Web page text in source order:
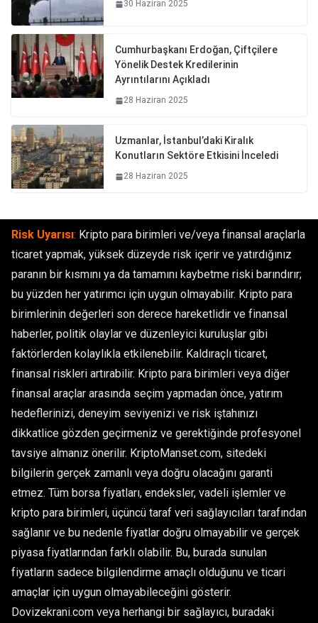
30 Haziran 2025
Cumhurbaşkanı Erdoğan, Çiftçilere
Yönelik Destek Kredilerinin
Ayrıntılarını Açıkladı
28 Haziran 2025
Uzmanlar, İstanbul’daki Kiralık
Konutların Sektöre Etkisini İnceledi
28 Haziran 2025
Risk Uyarısı: Kripto para birimleri ve/veya finansal araçlarla
ticaret yapmak, yüksek düzeyde risk içerir ve yatırdığınız
paranın bir kısmını ya da tamamını kaybetme riski barındırır;
bu yüzden her yatırımcı için uygun olmayabilir. Kripto para
birimlerinin değerleri son derece hareketlidir ve finansal
haberler, politik olaylar ve düzenleyici kuruluşlar gibi
faktörlerden kolaylıkla etkilenebilir. Kaldıraçlı ticaret,
finansal riskleri artırabilir. Kripto para birimleri veya diğer
finansal araçlar arasında seçim yapmadan önce, yatırım
hedeflerinizi, deneyim seviyenizi ve risk iştahınızı
dikkatlice gözden geçirmeniz ve gerektiğinde profesyonel
tavsiye almanız önerilir. KriptoManset.com, sitedeki
bilgilerin gerçek zamanlı veya doğru olacağını garanti
etmez. Tüm borsa fiyatları, endeksler, vadeli işlemler ve
kripto para birimleri, üçüncü taraf veri sağlayıcıları tarafından
sağlanır ve bu nedenle fiyatlar doğru olmayabilir ve gerçek
piyasa fiyatlarından farklı olabilir. Bu, burada sunulan
fiyatların sadece bilgilendirme amaçlı olduğunu ve ticari
amaçlar için uygun olmayabileceğini gösterir.
Dovizekrani.com veya herhangi bir sağlayıcı, buradaki